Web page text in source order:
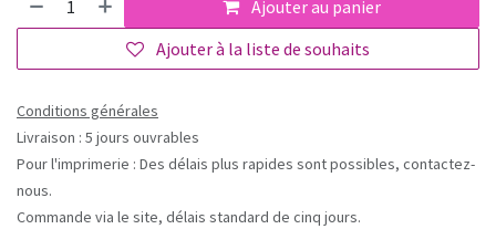
Ajouter au panier
Ajouter à la liste de souhaits
Conditions générales
Livraison : 5 jours ouvrables
Pour l'imprimerie : Des délais plus rapides sont possibles, contactez-
nous.
Commande via le site, délais standard de cinq jours.